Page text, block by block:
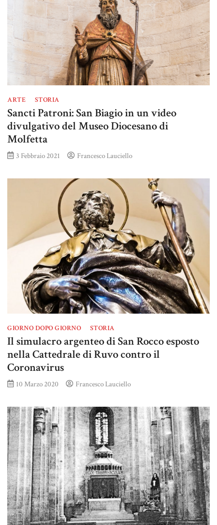
ARTE STORIA
Sancti Patroni: San Biagio in un video
divulgativo del Museo Diocesano di
Molfetta
3 Febbraio 2021 Francesco Lauciello
GIORNO DOPO GIORNO STORIA
Il simulacro argenteo di San Rocco esposto
nella Cattedrale di Ruvo contro il
Coronavirus
10 Marzo 2020 Francesco Lauciello